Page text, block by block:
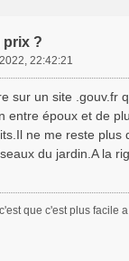
prix ?
22:42:21
sur un site .gouv.fr
entre époux et de
ne me reste plus
du jardin.A la
que c'est plus facile